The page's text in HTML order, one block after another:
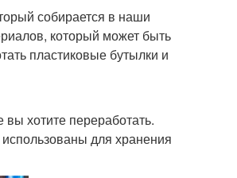
собирается в наши
который может быть
пластиковые бутылки и
хотите переработать.
для хранения